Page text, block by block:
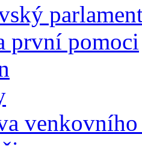
první pomoci